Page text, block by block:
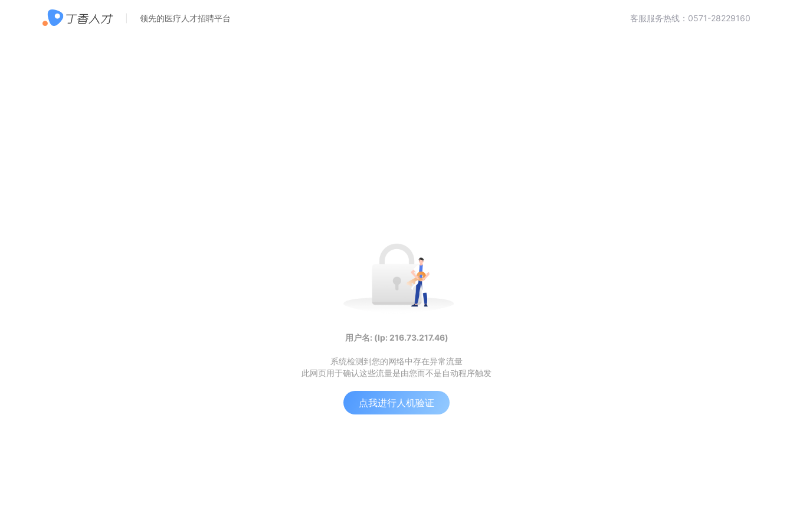
领先的医疗人才招聘平台 客服服务热线：0571-28229160
用户名: (Ip: 216.73.217.46)
系统检测到您的网络中存在异常流量
此网页用于确认这些流量是由您而不是自动程序触发
点我进行人机验证